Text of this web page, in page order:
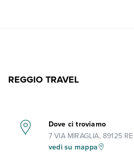
REGGIO TRAVEL
Dove ci troviamo
7 VIA MIRAGLIA, 89125
vedi su mappa